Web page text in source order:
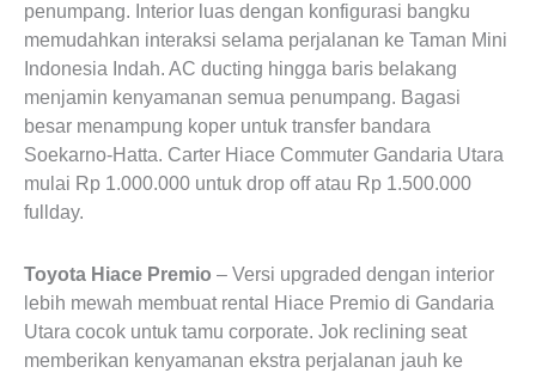
penumpang. Interior luas dengan konfigurasi bangku
memudahkan interaksi selama perjalanan ke Taman Mini
Indonesia Indah. AC ducting hingga baris belakang
menjamin kenyamanan semua penumpang. Bagasi
besar menampung koper untuk transfer bandara
Soekarno-Hatta. Carter Hiace Commuter Gandaria Utara
mulai Rp 1.000.000 untuk drop off atau Rp 1.500.000
fullday.
Toyota Hiace Premio – Versi upgraded dengan interior
lebih mewah membuat rental Hiace Premio di Gandaria
Utara cocok untuk tamu corporate. Jok reclining seat
memberikan kenyamanan ekstra perjalanan jauh ke